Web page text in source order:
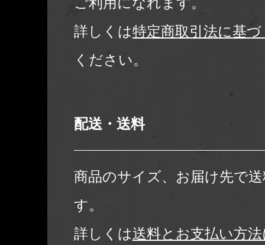
詳しくは特定商取引法に基
ください。
配送・送料
商品のサイズ、お届け先で
す。
詳しくは送料とお支払い方